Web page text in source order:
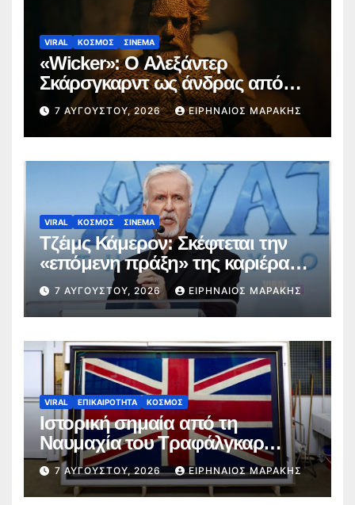
VIRAL ΚΟΣΜΟΣ ΣΙΝΕΜΑ
«Wicker»: Ο Αλεξάντερ
Σκάρσγκαρντ ως άνδρας από
ψάθα προκαλεί διαδικτυακή
φρενίτιδα (trailer)
7 ΑΥΓΟΎΣΤΟΥ, 2026 ΕΙΡΗΝΑΊΟΣ ΜΑΡΆΚΗΣ
VIRAL ΚΟΣΜΟΣ ΣΙΝΕΜΑ
Τζέιμς Κάμερον: Σκέφτεται την
«επόμενη πράξη» της καριέρας
του πέρα από το σύμπαν του
Avatar
7 ΑΥΓΟΎΣΤΟΥ, 2026 ΕΙΡΗΝΑΊΟΣ ΜΑΡΆΚΗΣ
VIRAL ΕΠΙΚΑΙΡΟΤΗΤΑ ΚΟΣΜΟΣ
Ιστορική σημαία από τη
Ναυμαχία του Τραφάλγκαρ
επιστρέφει σε βρετανικό μουσείο
7 ΑΥΓΟΎΣΤΟΥ, 2026 ΕΙΡΗΝΑΊΟΣ ΜΑΡΆΚΗΣ